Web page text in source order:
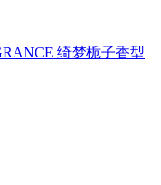
绮梦栀子香型